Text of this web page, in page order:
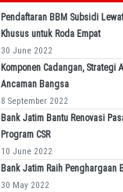
Pendaftaran BBM Subsidi
Khusus untuk Roda Empat
30 June 2022
Komponen Cadangan, Strategi
Ancaman Bangsa
8 September 2022
Bank Jatim Bantu Renovasi
Program CSR
10 June 2022
Bank Jatim Raih Penghargaan
30 May 2022